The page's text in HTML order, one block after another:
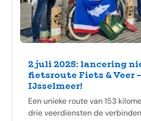
2 juli 2025: lancering
fietsroute Fiets & Veer
IJsselmeer!
Een unieke route van 153
drie veerdiensten de